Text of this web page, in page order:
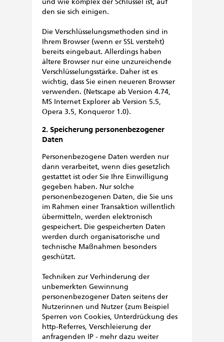
und wie komplex der Schlüssel ist, auf
den sie sich einigen.
Die Verschlüsselungsmethoden sind in
Ihrem Browser (wenn er SSL versteht)
bereits eingebaut. Allerdings haben
ältere Browser nur eine unzureichende
Verschlüsselungsstärke. Daher ist es
wichtig, dass Sie einen neueren Browser
verwenden. (Netscape ab Version 4.74,
MS Internet Explorer ab Version 5.5,
Opera 3.5, Konqueror 1.0).
2. Speicherung personenbezogener
Daten
Personenbezogene Daten werden nur
dann verarbeitet, wenn dies gesetzlich
gestattet ist oder Sie Ihre Einwilligung
gegeben haben. Nur solche
personenbezogenen Daten, die Sie uns
im Rahmen einer Transaktion willentlich
übermitteln, werden elektronisch
gespeichert. Die gespeicherten Daten
werden durch organisatorische und
technische Maßnahmen besonders
geschützt.
Techniken zur Verhinderung der
unbemerkten Gewinnung
personenbezogener Daten seitens der
Nutzerinnen und Nutzer (zum Beispiel
Sperren von Cookies, Unterdrückung des
http-Referres, Verschleierung der
anfragenden IP - mehr dazu weiter